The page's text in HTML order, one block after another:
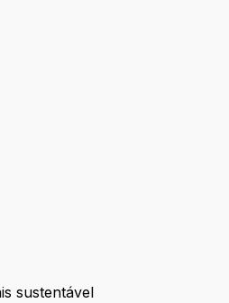
sustentável